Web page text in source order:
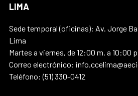
LIMA
Sede temporal (oficinas): Av. Jorge
Lima
Martes a viernes, de 12:00 m. a 10:00
Correo electrónico:
Teléfono: (51) 330-0412